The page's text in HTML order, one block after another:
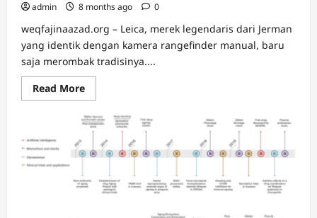
admin 8 months ago 0
weqfajinaazad.org – Leica, merek legendaris dari Jerman
yang identik dengan kamera rangefinder manual, baru
saja merombak tradisinya....
Read MoreRead
more
Leica
M
Kamera
Mirrorless
Leica
M
yang